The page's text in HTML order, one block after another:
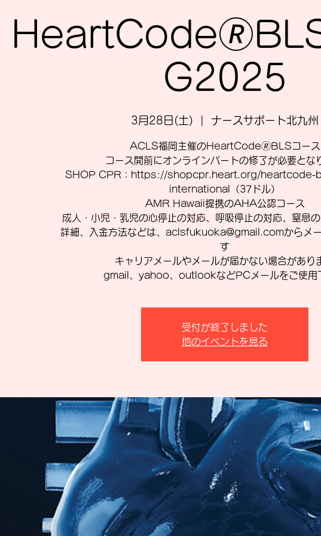
G2025
3月28日(土) ナースサポート北九州
ACLS福岡主催のHeartCode🄬BLSコース
コース開前にオンラインパートの修了が必要とな
SHOP CPR：https://shopcpr.heart.org/heartcode-
international（37ドル）
AMR Hawaii提携のAHA公認コース
成人・小児・乳児の心停止の対応、呼吸停止の対応、窒息
詳細、入金方法などは、aclsfukuoka@gmail.comからメ
す
キャリアメールやメールが届かない場合があり
gmail、yahoo、outlookなどPCメールをご使用
受付が終了しました
他のイベントを見る